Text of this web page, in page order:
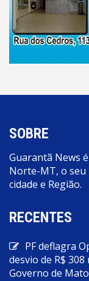
SOBRE
Guarantã News
Norte-MT, o seu
cidade e Região.
RECENTES
PF deflagra
desvio de R$
Governo de